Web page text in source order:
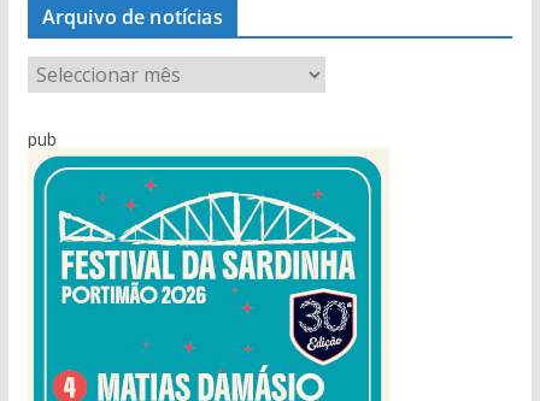
Arquivo de notícias
q
pub